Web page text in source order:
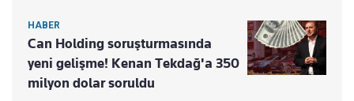
HABER
Can Holding soruşturmasında
yeni gelişme! Kenan Tekdağ'a 350
milyon dolar soruldu